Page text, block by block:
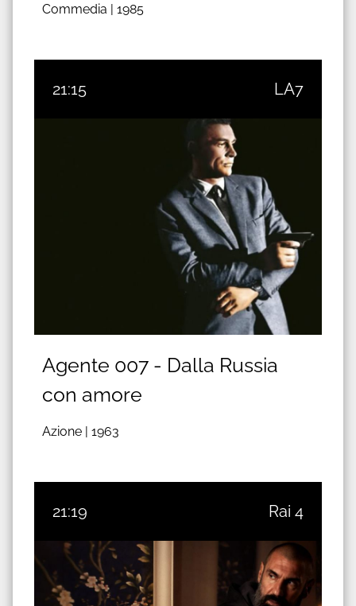
Commedia | 1985
21:15 LA7
Agente 007 - Dalla Russia
con amore
Azione | 1963
21:19 Rai 4